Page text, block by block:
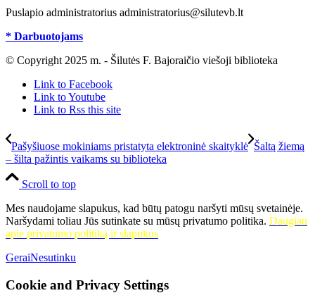
Puslapio administratorius administratorius@silutevb.lt
* Darbuotojams
© Copyright 2025 m. - Šilutės F. Bajoraičio viešoji biblioteka
Link to Facebook
Link to Youtube
Link to Rss this site
Pašyšiuose mokiniams pristatyta elektroninė skaityklė Šaltą žiemą
– šilta pažintis vaikams su biblioteka
Scroll to top
Mes naudojame slapukus, kad būtų patogu naršyti mūsų svetainėje.
Naršydami toliau Jūs sutinkate su mūsų privatumo politika. Daugiau
apie privatumo politiką ir slapukus
GeraiNesutinku
Cookie and Privacy Settings